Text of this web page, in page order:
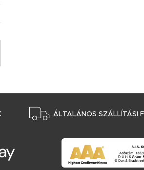
ÁLTALÁNOS SZÁLLÍTÁSI